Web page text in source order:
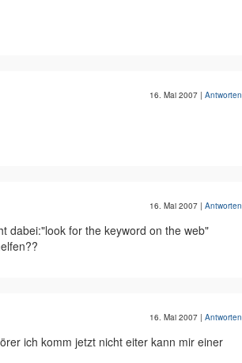
16. Mai 2007 | Antworten
16. Mai 2007 | Antworten
dabei:"look for the keyword on the web"
16. Mai 2007 | Antworten
ich komm jetzt nicht eiter kann mir einer